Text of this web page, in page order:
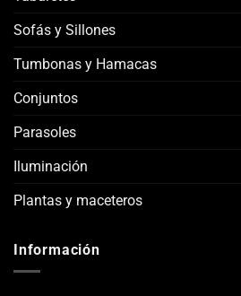
Sofás y Sillones
Tumbonas y Hamacas
Conjuntos
Parasoles
Iluminación
Plantas y maceteros
Información